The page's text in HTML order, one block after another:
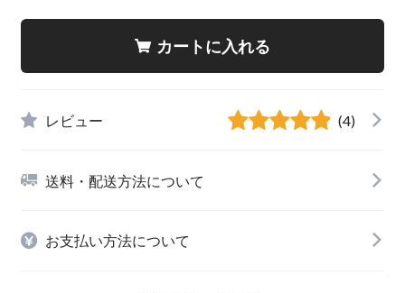
カートに入れる
レビュー (4)
送料・配送方法について
お支払い方法について